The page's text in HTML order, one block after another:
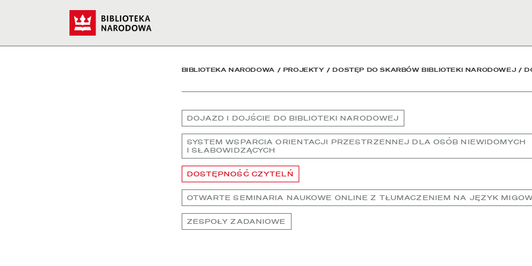
Dostępność Czytelń - Biblioteka Narodowa
BIBLIOTEKA NARODOWA / PROJEKTY /DOSTĘP DO SKARBÓW BIBLIOTEKI NARODOWEJ /
DOJAZD I DOJŚCIE DO BIBLIOTEKI NARODOWEJ
SYSTEM WSPARCIA ORIENTACJI PRZESTRZENNEJ DLA OSÓB NIEWIDOMYCH
I SŁABOWIDZĄCYCH
DOSTĘPNOŚĆ CZYTELŃ
OTWARTE SEMINARIA NAUKOWE ONLINE Z TŁUMACZENIEM NA JĘZYK
ZESPOŁY ZADANIOWE